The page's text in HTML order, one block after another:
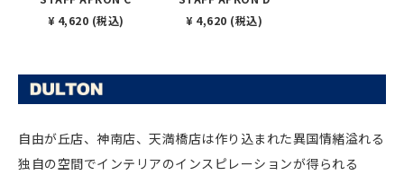
¥ 4,620 (税込)
¥ 4,620 (税込)
自由が丘店、神南店、天満橋店は作り込まれた異国情緒溢れる
独自の空間でインテリアのインスピレーションが得られる